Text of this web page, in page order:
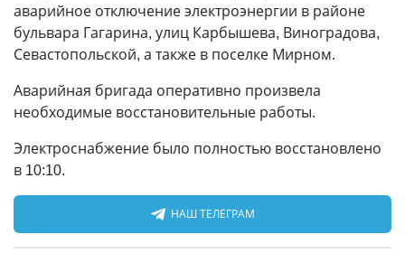
аварийное отключение электроэнергии в районе
бульвара Гагарина, улиц Карбышева, Виноградова,
Севастопольской, а также в поселке Мирном.
Аварийная бригада оперативно произвела
необходимые восстановительные работы.
Электроснабжение было полностью восстановлено
в 10:10.
НАШ ТЕЛЕГРАМ